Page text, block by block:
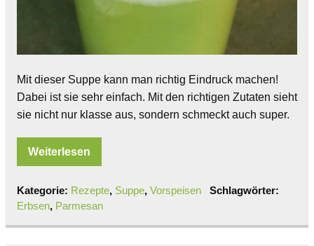
Mit dieser Suppe kann man richtig Eindruck machen!
Dabei ist sie sehr einfach. Mit den richtigen Zutaten sieht
sie nicht nur klasse aus, sondern schmeckt auch super.
Weiterlesen
Kategorie: Rezepte, Suppe, Vorspeisen
Schlagwörter:
Erbsen, Parmesan